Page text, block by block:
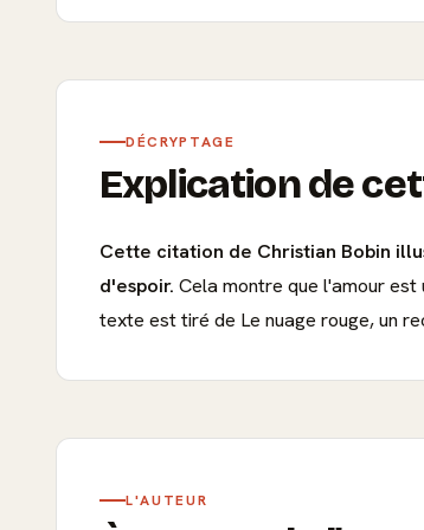
DÉCRYPTAGE
Explication de
Cette citation de Christian Bobin
d'espoir. Cela montre que l'amour
texte est tiré de Le nuage rouge, un
L'AUTEUR